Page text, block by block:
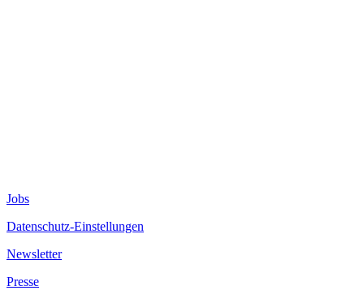
Jobs
Datenschutz-Einstellungen
Newsletter
Presse